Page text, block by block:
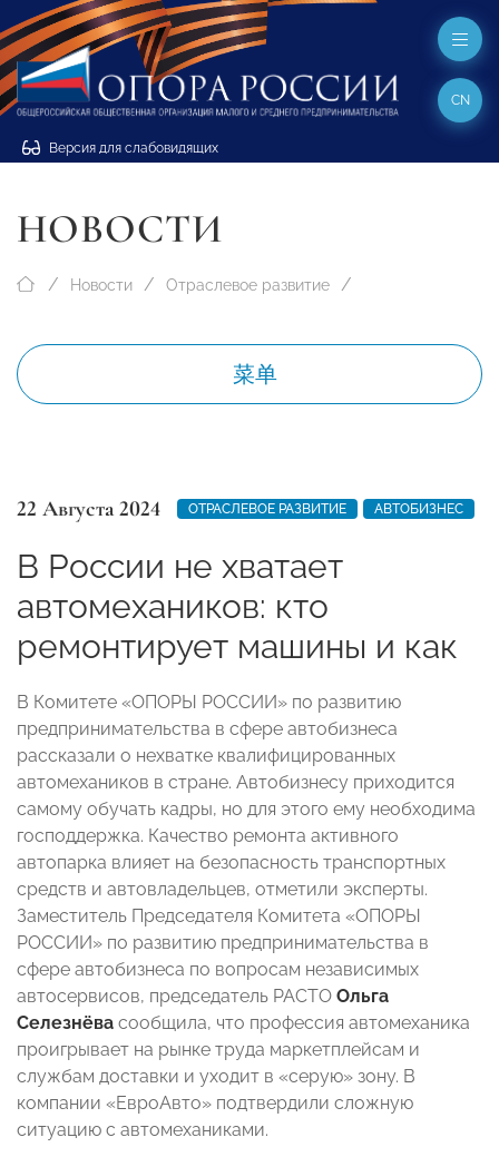
Версия для слабовидящих
CN
НОВОСТИ
Новости Отраслевое развитие
菜单
22 Августа 2024 ОТРАСЛЕВОЕ РАЗВИТИЕ АВТОБИЗНЕС
В России не хватает
автомехаников: кто
ремонтирует машины и как
В Комитете «ОПОРЫ РОССИИ» по развитию
предпринимательства в сфере автобизнеса
рассказали о нехватке квалифицированных
автомехаников в стране. Автобизнесу приходится
самому обучать кадры, но для этого ему необходима
господдержка. Качество ремонта активного
автопарка влияет на безопасность транспортных
средств и автовладельцев, отметили эксперты.
Заместитель Председателя Комитета «ОПОРЫ
РОССИИ» по развитию предпринимательства в
сфере автобизнеса по вопросам независимых
автосервисов, председатель РАСТО Ольга
Селезнёва сообщила, что профессия автомеханика
проигрывает на рынке труда маркетплейсам и
службам доставки и уходит в «серую» зону. В
компании «ЕвроАвто» подтвердили сложную
ситуацию с автомеханиками.